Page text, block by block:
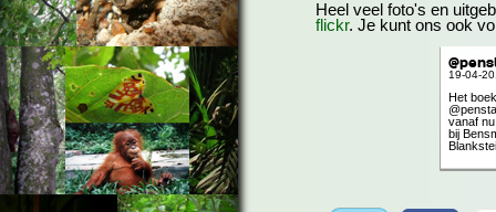
Heel veel foto's en
flickr. Je kunt ons ook
19-04-
Het
vanaf
bij